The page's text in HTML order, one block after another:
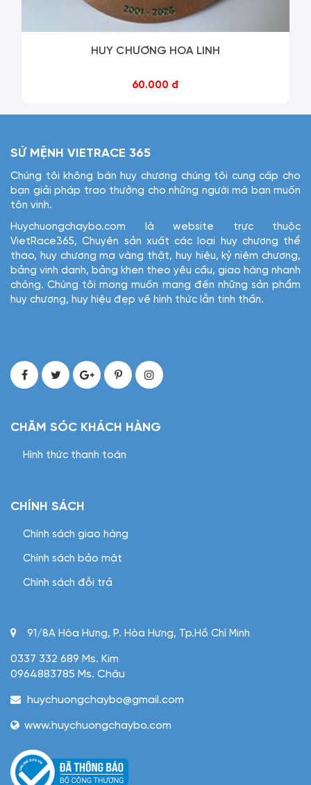
HUY CHƯƠNG HOA LINH
60.000 đ
SỨ MỆNH VIETRACE 365
Chúng tôi không bán huy chương chúng tôi cung cấp cho
bạn giải pháp trao thưởng cho những người mà bạn muốn
tôn vinh.
Huychuongchaybo.com là website trực thuộc
VietRace365, Chuyên sản xuất các loại huy chương thể
thao, huy chương mạ vàng thật, huy hiệu, kỷ niệm chương,
bảng vinh danh, bảng khen theo yêu cầu, giao hàng nhanh
chóng. Chúng tôi mong muốn mang đến những sản phẩm
huy chương, huy hiệu đẹp về hình thức lẫn tinh thần.
CHĂM SÓC KHÁCH HÀNG
Hình thức thanh toán
CHÍNH SÁCH
Chính sách giao hàng
Chính sách bảo mật
Chính sách đỗi trả
91/8A Hòa Hưng, P. Hòa Hưng, Tp.Hồ Chí Minh
0337 332 689 Ms. Kim
0964883785 Ms. Châu
huychuongchaybo@gmail.com
www.huychuongchaybo.com